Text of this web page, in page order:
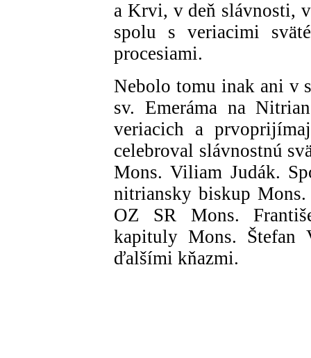
a Krvi, v deň slávnosti,
spolu s veriacimi
procesiami.
Nebolo tomu inak ani v
sv. Emeráma na
veriacich a
celebroval slávnostnú
Mons. Viliam Judák.
nitriansky biskup
OZ SR Mons.
kapituly Mons. Štefan
ďalšími kňazmi.